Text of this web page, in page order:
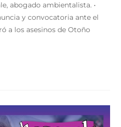
abogado ambientalista. •
y convocatoria ante el
a los asesinos de Otoño